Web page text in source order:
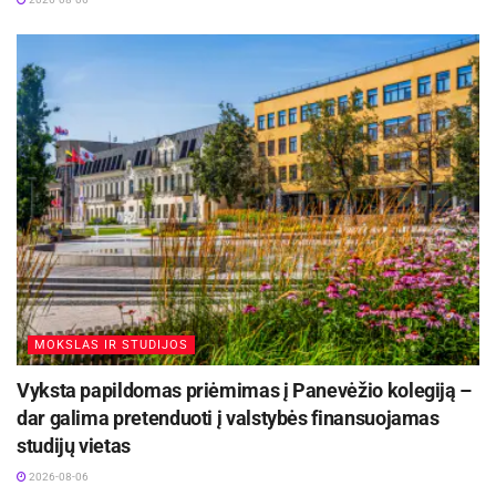
MOKSLAS IR STUDIJOS
Vyksta papildomas priėmimas į Panevėžio kolegiją –
dar galima pretenduoti į valstybės finansuojamas
studijų vietas
2026-08-06